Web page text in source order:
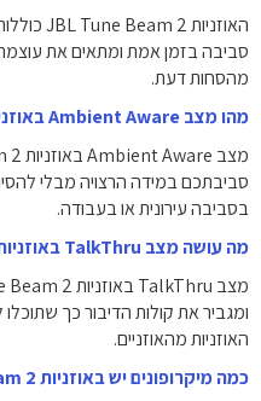
סביבה בזמן אמת ומתאים את עוצמת
מהסחות דעת.
מהו מצב Ambient Aware באוזניות JBL Tune Beam 2?
סביבתכם במידה הרצויה מבלי
בסביבה עירונית או בעבודה.
מה עושה מצב TalkThru באוזניות JBL Tune Beam 2?
ומגביר את קולות הדיבור כך
האוזניות מהאוזניים.
כמה מיקרופונים יש באוזניות JBL Tune Beam 2?